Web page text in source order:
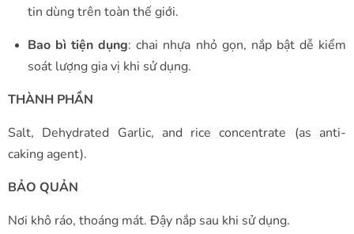
tin dùng trên toàn thế giới.
Bao bì tiện dụng: chai nhựa nhỏ gọn, nắp bật dễ kiểm
soát lượng gia vị khi sử dụng.
THÀNH PHẦN
Salt, Dehydrated Garlic, and rice concentrate (as anti-
caking agent).
BẢO QUẢN
Nơi khô ráo, thoáng mát. Đậy nắp sau khi sử dụng.